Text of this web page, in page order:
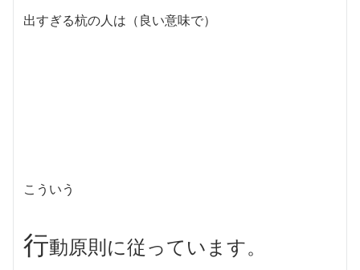
出すぎる杭の人は（良い意味で）
こういう
行動原則に従っています。